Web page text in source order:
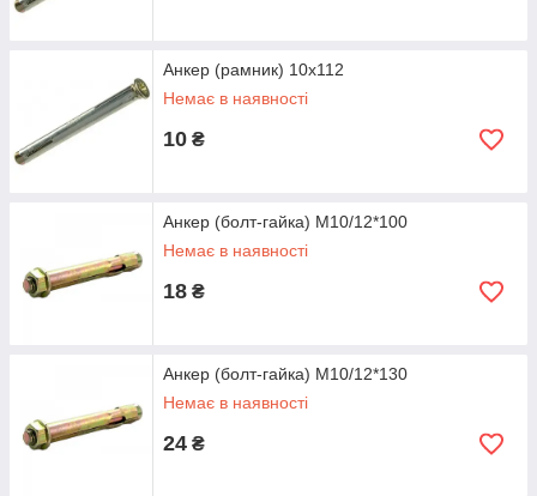
Анкер (рамник) 10х112
Немає в наявності
10 ₴
Анкер (болт-гайка) М10/12*100
Немає в наявності
18 ₴
Анкер (болт-гайка) М10/12*130
Немає в наявності
24 ₴